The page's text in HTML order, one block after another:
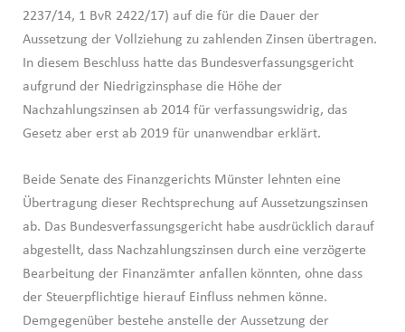
2237/14, 1 BvR 2422/17) auf die für die Dauer der
Aussetzung der Vollziehung zu zahlenden Zinsen übertragen.
In diesem Beschluss hatte das Bundesverfassungsgericht
aufgrund der Niedrigzinsphase die Höhe der
Nachzahlungszinsen ab 2014 für verfassungswidrig, das
Gesetz aber erst ab 2019 für unanwendbar erklärt.
Beide Senate des Finanzgerichts Münster lehnten eine
Übertragung dieser Rechtsprechung auf Aussetzungszinsen
ab. Das Bundesverfassungsgericht habe ausdrücklich darauf
abgestellt, dass Nachzahlungszinsen durch eine verzögerte
Bearbeitung der Finanzämter anfallen könnten, ohne dass
der Steuerpflichtige hierauf Einfluss nehmen könne.
Demgegenüber bestehe anstelle der Aussetzung der